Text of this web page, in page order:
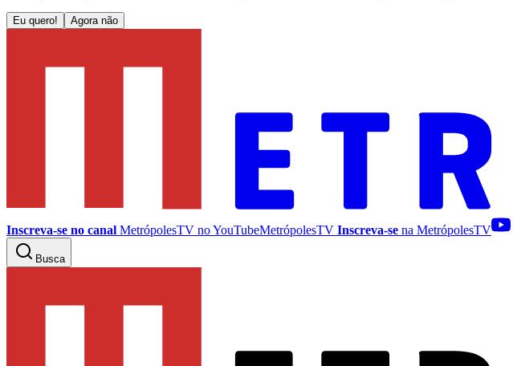
Eu quero! Agora não
Inscreva-se no canal MetrópolesTV noYouTubeMetrópolesTV Inscreva-se na MetrópolesTV
Busca